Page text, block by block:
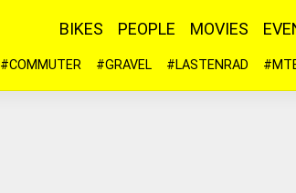
BIKES PEOPLE MOVIES
#COMMUTER #GRAVEL #LASTENRAD